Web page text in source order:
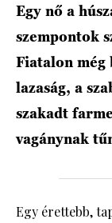
Egy nő a
szempontok
Fiatalon még
lazaság, a
szakadt
vagánynak
Egy érettebb,